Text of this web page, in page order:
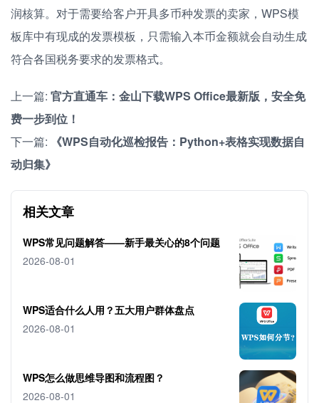
润核算。对于需要给客户开具多币种发票的卖家，WPS模
板库中有现成的发票模板，只需输入本币金额就会自动生成
符合各国税务要求的发票格式。
上一篇: 官方直通车：金山下载WPS Office最新版，安全免
费一步到位！
下一篇:
《WPS自动化巡检报告：Python+表格实现数据自
动归集》
相关文章
WPS常见问题解答——新手最关心的8个问题
2026-08-01
WPS适合什么人用？五大用户群体盘点
2026-08-01
WPS怎么做思维导图和流程图？
2026-08-01